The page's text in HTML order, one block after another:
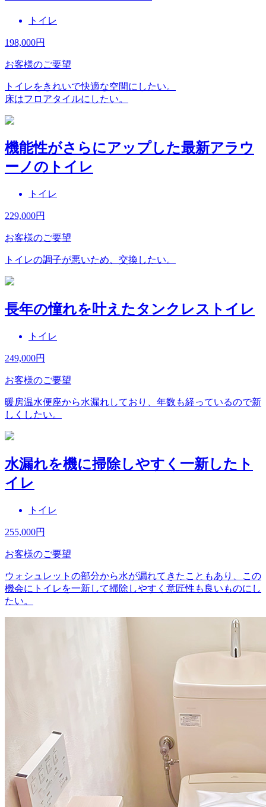
トイレ
198,000円
お客様のご要望
トイレをきれいで快適な空間にしたい。
床はフロアタイルにしたい。
機能性がさらにアップした最新アラウ
ーノのトイレ
トイレ
229,000円
お客様のご要望
トイレの調子が悪いため、交換したい。
長年の憧れを叶えたタンクレストイレ
トイレ
249,000円
お客様のご要望
暖房温水便座から水漏れしており、年数も経っているので新
しくしたい。
水漏れを機に掃除しやすく一新したト
イレ
トイレ
255,000円
お客様のご要望
ウォシュレットの部分から水が漏れてきたこともあり、この
機会にトイレを一新して掃除しやすく意匠性も良いものにし
たい。